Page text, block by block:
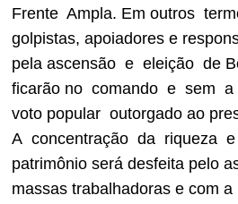
Frente Ampla. Em outros
golpistas, apoiadores e
pela ascensão e eleição de
ficarão no comando e sem a
voto popular outorgado ao
A concentração da riqueza
patrimônio será desfeita pelo
massas trabalhadoras e com a